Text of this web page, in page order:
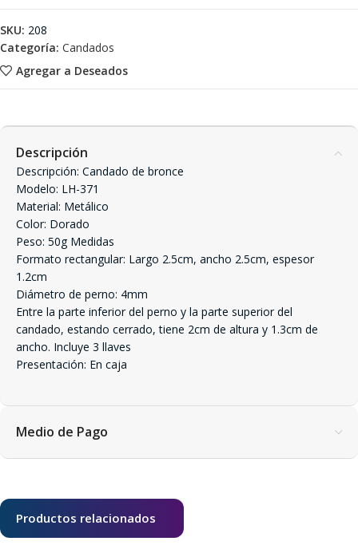
Agregar a Deseados
SKU: 208
Categoría: Candados
Descripción
Descripción: Candado de bronce
Modelo: LH-371
Material: Metálico
Color: Dorado
Peso: 50g Medidas
Formato rectangular: Largo 2.5cm, ancho 2.5cm, espesor
1.2cm
Diámetro de perno: 4mm
Entre la parte inferior del perno y la parte superior del
candado, estando cerrado, tiene 2cm de altura y 1.3cm de
ancho. Incluye 3 llaves
Presentación: En caja
Medio de Pago
Productos relacionados